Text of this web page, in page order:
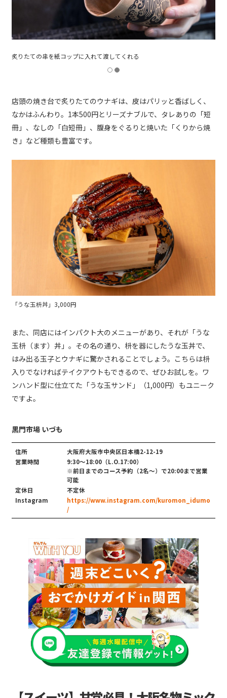
炙りたての串を紙コップに入れて渡してくれる
店頭の焼き台で炙りたてのウナギは、皮はパリッと香ばしく、
なかはふんわり。1本500円とリーズナブルで、タレありの「短
冊」、なしの「白短冊」、腹身をぐるりと焼いた「くりから焼
き」など種類も豊富です。
「うな玉枡丼」3,000円
また、同店にはインパクト大のメニューがあり、それが「うな
玉枡（ます）丼」。その名の通り、枡を器にしたうな玉丼で、
はみ出る玉子とウナギに驚かされることでしょう。こちらは枡
入りでなければテイクアウトもできるので、ぜひお試しを。ワ
ンハンド型に仕立てた「うな玉サンド」（1,000円）もユニーク
ですよ。
黒門市場 いづも
住所
大阪府大阪市中央区日本橋2-12-19
営業時間
9:30～18:00（L.O.17:00）
※前日までのコース予約（2名～）で20:00まで営業
可能
定休日
不定休
Instagram
https://www.instagram.com/kuromon_idumo
/